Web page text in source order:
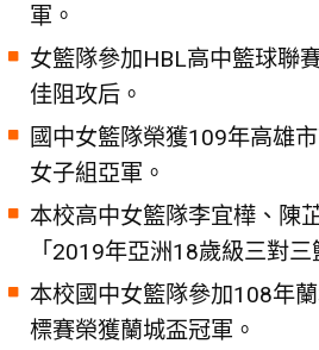
軍。
女籃隊參加HBL高中籃球聯
佳阻攻后。
國中女籃隊榮獲109年高雄
女子組亞軍。
本校高中女籃隊李宜樺、陳
「2019年亞洲18歲級三對
本校國中女籃隊參加108年
標賽榮獲蘭城盃冠軍。